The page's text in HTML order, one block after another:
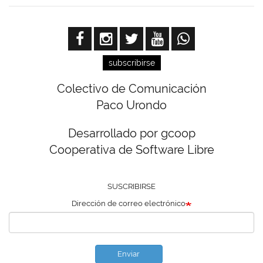
subscribirse
Colectivo de Comunicación
Paco Urondo
Desarrollado por gcoop
Cooperativa de Software Libre
SUSCRIBIRSE
Dirección de correo electrónico
Enviar